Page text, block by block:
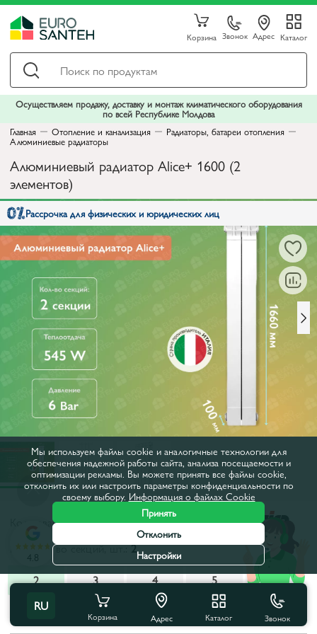
Корзина Звонок Адрес Каталог
Осуществляем продажу, доставку и монтаж климатического оборудования
по всей Республике Молдова
Главная
Отопление и канализация Радиаторы, батареи отопления
Алюминиевые радиаторы
Алюминиевый радиатор Alice+ 1600 (2
элементов)
Рассрочка для физических и юридических лиц
Код товара:8253
Количество секций, шт.:2
2
3 4 5
6
Все характеристики
С этим товаром покупают
RU
Корзина Адрес Каталог Звонок
4.8
Мы используем файлы cookie и аналогичные технологии для
обеспечения надежной работы сайта, анализа посещаемости и
оптимизации рекламы. Вы можете принять все файлы cookie,
отклонить их или настроить параметры конфиденциальности по
своему выбору. Информация о файлах Cookie
Принять
Отклонить
Настройки